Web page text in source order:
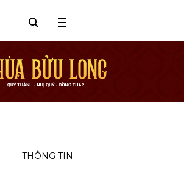
THÔNG TIN